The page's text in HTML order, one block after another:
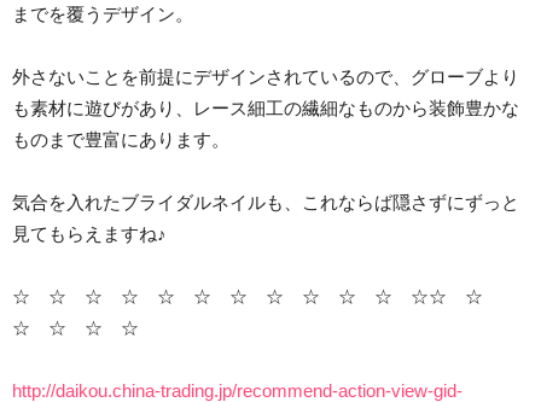
までを覆うデザイン。
外さないことを前提にデザインされているので、グローブより
も素材に遊びがあり、レース細工の繊細なものから装飾豊かな
ものまで豊富にあります。
気合を入れたブライダルネイルも、これならば隠さずにずっと
見てもらえますね♪
☆ ☆ ☆ ☆ ☆ ☆ ☆ ☆ ☆ ☆ ☆ ☆☆ ☆
☆ ☆ ☆ ☆
http://daikou.china-trading.jp/recommend-action-view-gid-